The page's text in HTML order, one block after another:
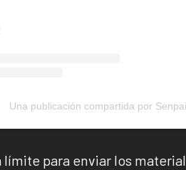
Una publicación compartida por
límite para enviar los